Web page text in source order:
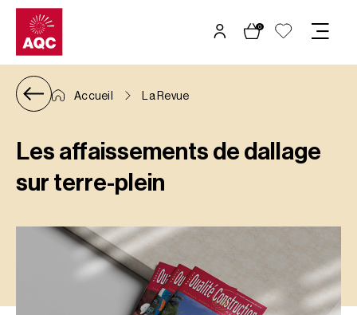
Panneau de gestion des cookies
0
Accueil La Revue
Les affaissements de dallage
sur terre-plein